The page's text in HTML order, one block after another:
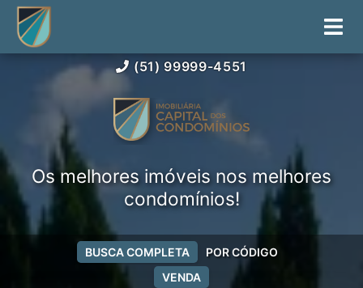
(51) 99999-4551
Os melhores imóveis nos melhores
condomínios!
VENDA
BUSCA COMPLETA POR CÓDIGO